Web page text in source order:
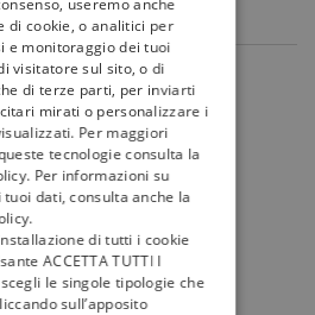
tivù la guida
I programmi
I canali
La Guida +
faq
useremo anche
di cookie, o analitici per
e monitoraggio dei tuoi
visitatore sul sito, o di
di terze parti, per inviarti
mirati o personalizzare i
Per maggiori
tecnologie consulta la
Per informazioni su
dati, consulta anche la
di tutti i cookie
ACCETTA TUTTI I
scegli le singole tipologie che
sull’apposito